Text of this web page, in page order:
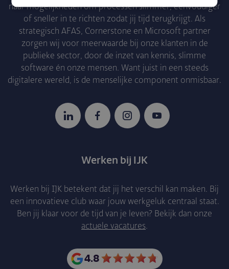
naar mogelijkheden om processen slimmer, eenvoudiger
of sneller in te richten zodat jij tijd terugkrijgt. Als
strategisch AFAS, Cornerstone en Microsoft partner
zorgen wij voor meerwaarde bij onze klanten in de
publieke sector, door de inzet van kennis, slimme
software én onze mensen. Want juist in een steeds
digitalere wereld, is de menselijke component onmisbaar.
Werken bij IJK
Werken bij IJK betekent dat jij het verschil kan maken. Bij
een innovatieve club waar jouw werkgeluk centraal staat.
Ben jij klaar voor de tijd van je leven? Bekijk dan onze
actuele vacatures.
4.8